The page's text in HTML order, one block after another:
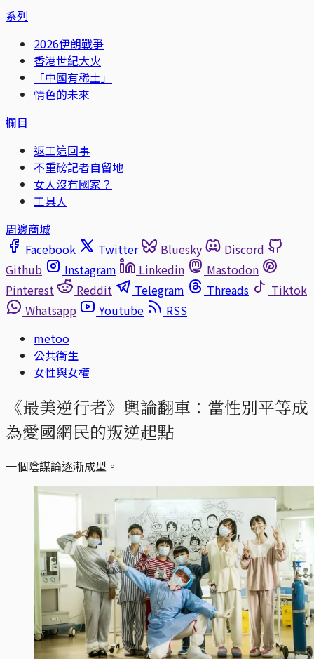
系列
2026伊朗戰爭
香港世紀大火
「中國有稀土」
情色的未來
欄目
返工這回事
不重磅記者自留地
女人沒有國家？
工具人
周邊商城
Facebook
Twitter Bluesky
Discord
Github
Instagram Linkedin
Mastodon
Pinterest
Reddit Telegram Threads
Tiktok
Whatsapp
Youtube
RSS
metoo
公共衛生
女性與女權
《最美逆行者》輿論翻車：當性別平等成
為愛國網民的叛逆起點
一個陰謀論逐漸成型。